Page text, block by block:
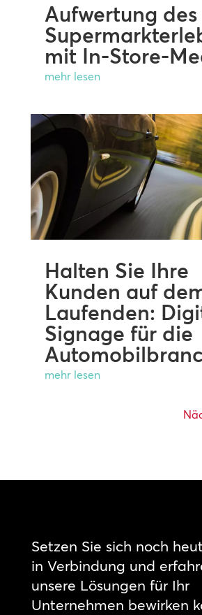
Aufwertung des
mit In-Store-
mehr lesen
Halten Sie Ihre
Kunden auf
Laufenden:
Signage für die
mehr lesen
Setzen Sie sich noch
in Verbindung und
unsere Lösungen für Ihr
Unternehmen bewirken